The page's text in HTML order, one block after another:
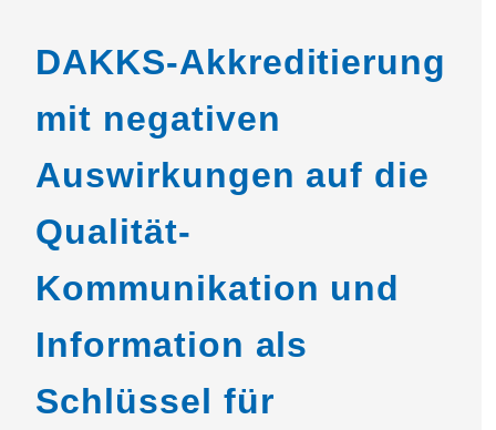
DAKKS-Akkreditierung
mit negativen
Auswirkungen auf die
Qualität-
Kommunikation und
Information als
Schlüssel für